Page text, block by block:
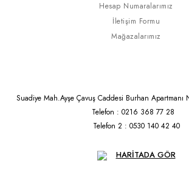
Hesap Numaralarımız
İletişim Formu
Mağazalarımız
Suadiye Mah.Ayşe Çavuş Caddesi Burhan Apartmanı
Telefon : 0216 368 77 28
Telefon 2 : 0530 140 42 40
HARİTADA GÖR